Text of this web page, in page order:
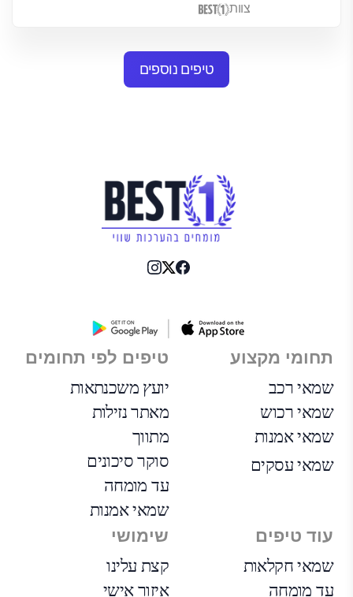
צוות
טיפים נוספים
תחומי מקצוע
שמאי רכב
שמאי רכוש
שמאי אמנות
שמאי עסקים
טיפים לפי תחומים
יועץ משכנתאות
מאתר נזילות
מתווך
סוקר סיכונים
עד מומחה
שמאי אמנות
עוד טיפים
שמאי חקלאות
עד מומחה
שימושי
קצת עלינו
איזור אישי